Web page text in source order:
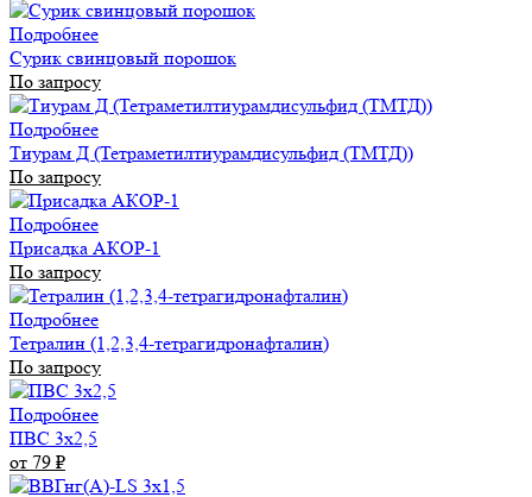
Подробнее
Сурик свинцовый порошок
По запросу
Подробнее
Тиурам Д (Тетраметилтиурамдисульфид (ТМТД))
По запросу
Подробнее
Присадка АКОР-1
По запросу
Подробнее
Тетралин (1,2,3,4-тетрагидронафталин)
По запросу
Подробнее
ПВС 3х2,5
от 79 ₽